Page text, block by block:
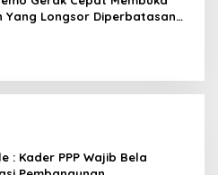
Yang Longsor Diperbatasan
: Kader PPP Wajib Bela